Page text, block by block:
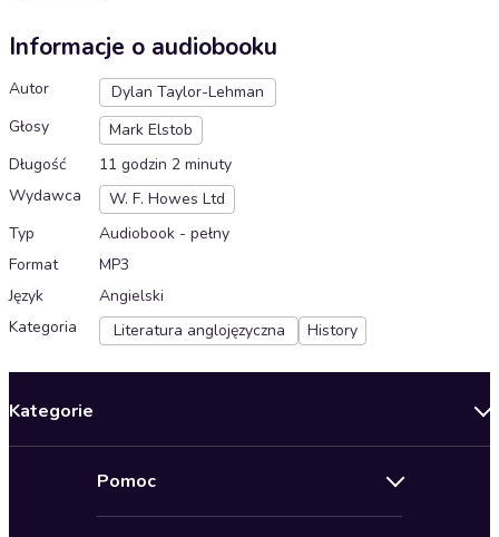
Informacje o audiobooku
Autor
Dylan Taylor-Lehman
Głosy
Mark Elstob
Długość
11 godzin 2 minuty
Wydawca
W. F. Howes Ltd
Typ
Audiobook - pełny
Format
MP3
Język
Angielski
Kategoria
Literatura anglojęzyczna History
Kategorie
Pomoc